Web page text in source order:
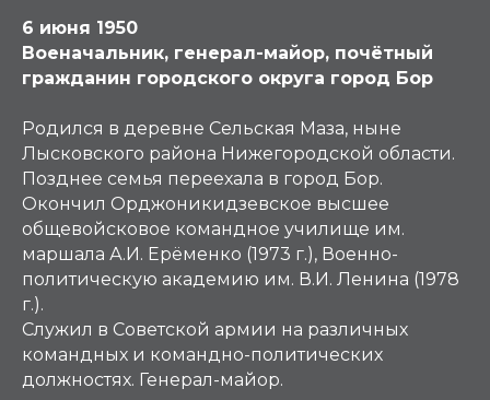
6 июня 1950
Военачальник, генерал-майор, почётный
гражданин городского округа город Бор
Родился в деревне Сельская Маза, ныне
Лысковского района Нижегородской области.
Позднее семья переехала в город Бор.
Окончил Орджоникидзевское высшее
общевойсковое командное училище им.
маршала А.И. Ерёменко (1973 г.), Военно-
политическую академию им. В.И. Ленина (1978
г.).
Служил в Советской армии на различных
командных и командно-политических
должностях. Генерал-майор.